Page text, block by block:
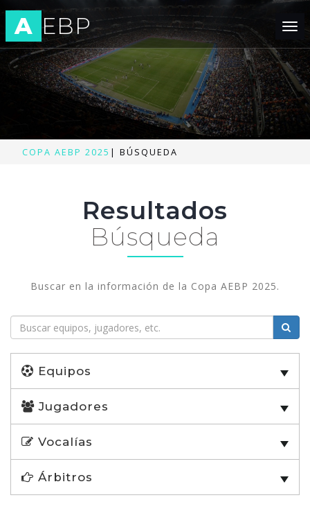
A EBP
COPA AEBP 2025 | BÚSQUEDA
Resultados
Búsqueda
Buscar en la información de la Copa AEBP 2025.
Equipos
Jugadores
Vocalías
Árbitros